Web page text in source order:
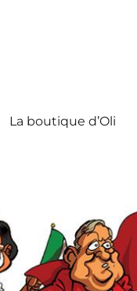
La boutique d’Oli